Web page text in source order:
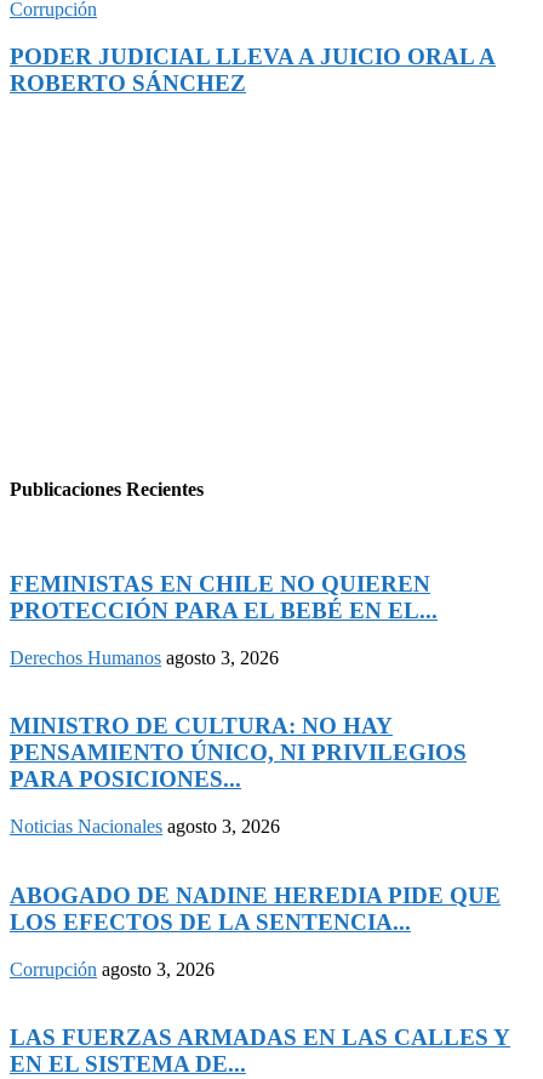
Corrupción
PODER JUDICIAL LLEVA A JUICIO ORAL A
ROBERTO SÁNCHEZ
Publicaciones Recientes
FEMINISTAS EN CHILE NO QUIEREN
PROTECCIÓN PARA EL BEBÉ EN EL...
Derechos Humanos agosto 3, 2026
MINISTRO DE CULTURA: NO HAY
PENSAMIENTO ÚNICO, NI PRIVILEGIOS
PARA POSICIONES...
Noticias Nacionales agosto 3, 2026
ABOGADO DE NADINE HEREDIA PIDE QUE
LOS EFECTOS DE LA SENTENCIA...
Corrupción agosto 3, 2026
LAS FUERZAS ARMADAS EN LAS CALLES Y
EN EL SISTEMA DE...